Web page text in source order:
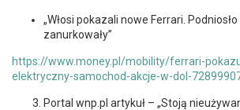
„Włosi pokazali nowe Ferrari.
zanurkowały”
https://www.money.pl/mobility/ferrari-
elektryczny-samochod-akcje-w-dol-
Portal wnp.pl artykuł – „Stoją